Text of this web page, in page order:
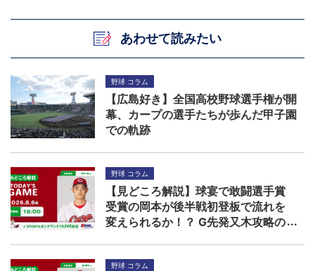
あわせて読みたい
野球 コラム
【広島好き】全国高校野球選手権が開
幕、カープの選手たちが歩んだ甲子園
での軌跡
野球 コラム
【見どころ解説】球宴で敢闘選手賞
受賞の岡本が後半戦初登板で流れを
変えられるか！？ G先発又木攻略の
野球 コラム